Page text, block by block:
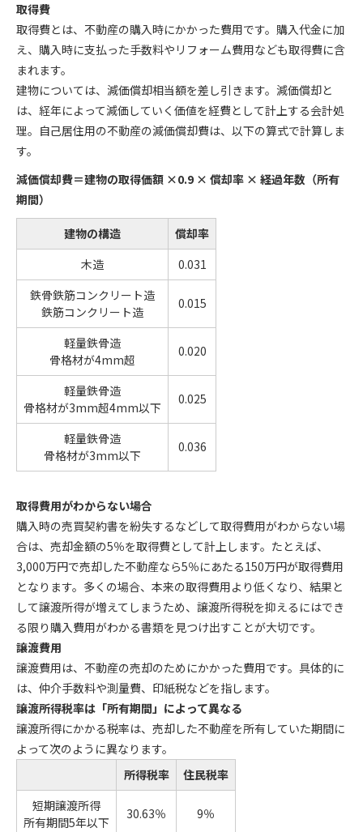
取得費
取得費とは、不動産の購入時にかかった費用です。購入代金に加
え、購入時に支払った手数料やリフォーム費用なども取得費に含
まれます。
建物については、減価償却相当額を差し引きます。減価償却と
は、経年によって減価していく価値を経費として計上する会計処
理。自己居住用の不動産の減価償却費は、以下の算式で計算しま
す。
減価償却費＝建物の取得価額 ×0.9 × 償却率 × 経過年数（所有
期間）
建物の構造
償却率
木造
0.031
鉄骨鉄筋コンクリート造
鉄筋コンクリート造
0.015
軽量鉄骨造
骨格材が4mm超
0.020
軽量鉄骨造
骨格材が3mm超4mm以下
0.025
軽量鉄骨造
骨格材が3mm以下
0.036
取得費用がわからない場合
購入時の売買契約書を紛失するなどして取得費用がわからない場
合は、売却金額の5％を取得費として計上します。たとえば、
3,000万円で売却した不動産なら5％にあたる150万円が取得費用
となります。多くの場合、本来の取得費用より低くなり、結果と
して譲渡所得が増えてしまうため、譲渡所得税を抑えるにはでき
る限り購入費用がわかる書類を見つけ出すことが大切です。
譲渡費用
譲渡費用は、不動産の売却のためにかかった費用です。具体的に
は、仲介手数料や測量費、印紙税などを指します。
譲渡所得税率は「所有期間」によって異なる
譲渡所得にかかる税率は、売却した不動産を所有していた期間に
よって次のように異なります。
所得税率
住民税率
短期譲渡所得
所有期間5年以下
30.63％ 9％